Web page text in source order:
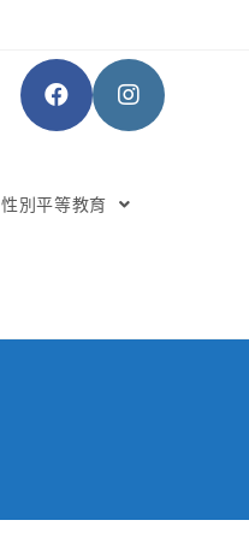
性別平等教育